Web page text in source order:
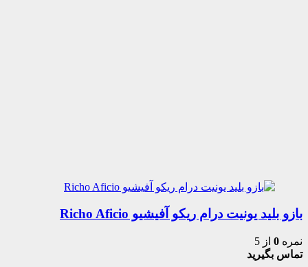
بازو بلید یونیت درام ریکو آفیشیو Richo Aficio
نمره 0 از 5
تماس بگیرید